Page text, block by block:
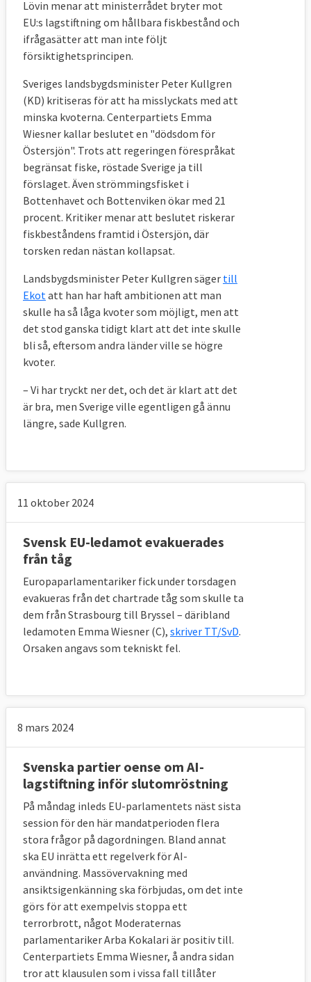
Lövin menar att ministerrådet bryter mot
EU:s lagstiftning om hållbara fiskbestånd och
ifrågasätter att man inte följt
försiktighetsprincipen.
Sveriges landsbygdsminister Peter Kullgren
(KD) kritiseras för att ha misslyckats med att
minska kvoterna. Centerpartiets Emma
Wiesner kallar beslutet en "dödsdom för
Östersjön". Trots att regeringen förespråkat
begränsat fiske, röstade Sverige ja till
förslaget. Även strömmingsfisket i
Bottenhavet och Bottenviken ökar med 21
procent. Kritiker menar att beslutet riskerar
fiskbeståndens framtid i Östersjön, där
torsken redan nästan kollapsat.
Landsbygdsminister Peter Kullgren säger till
Ekotatt han har haft ambitionen att man
skulle ha så låga kvoter som möjligt, men att
det stod ganska tidigt klart att det inte skulle
bli så, eftersom andra länder ville se högre
kvoter.
– Vi har tryckt ner det, och det är klart att det
är bra, men Sverige ville egentligen gå ännu
längre, sade Kullgren.
11 oktober 2024
Svensk EU-ledamot evakuerades
från tåg
Europaparlamentariker fick under torsdagen
evakueras från det chartrade tåg som skulle ta
dem från Strasbourg till Bryssel – däribland
ledamoten Emma Wiesner (C), skriver TT/SvD.
Orsaken angavs som tekniskt fel.
8 mars 2024
Svenska partier oense om AI-
lagstiftning inför slutomröstning
På måndag inleds EU-parlamentets näst sista
session för den här mandatperioden flera
stora frågor på dagordningen. Bland annat
ska EU inrätta ett regelverk för AI-
användning. Massövervakning med
ansiktsigenkänning ska förbjudas, om det inte
görs för att exempelvis stoppa ett
terrorbrott, något Moderaternas
parlamentariker Arba Kokalari är positiv till.
Centerpartiets Emma Wiesner, å andra sidan
tror att klausulen som i vissa fall tillåter